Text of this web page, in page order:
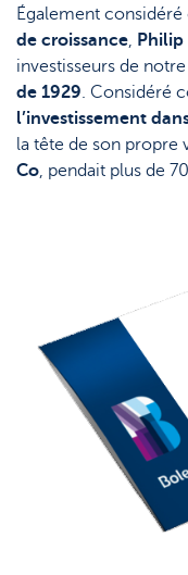
Documents
Lexique
Également
de croissance, Philip
investisseurs de
de 1929. Considéré
l’investissement
la tête de son propre
Co, pendait plus de